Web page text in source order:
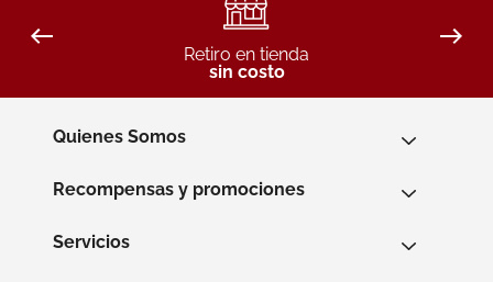
Retiro en tienda
sin costo
Quienes Somos
Recompensas y promociones
Servicios